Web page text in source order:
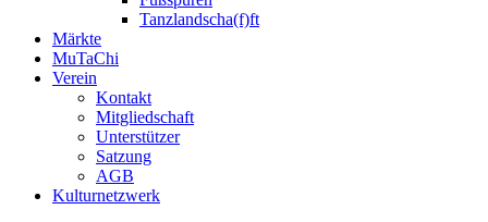
Tanzlandscha(f)ft
Märkte
MuTaChi
Verein
Kontakt
Mitgliedschaft
Unterstützer
Satzung
AGB
Kulturnetzwerk